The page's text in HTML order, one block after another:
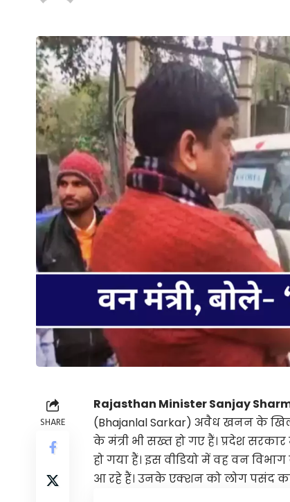
SHARE
Rajasthan Minister Sanjay
(Bhajanlal Sarkar) अवैध खनन के
के मंत्री भी सख्त हो गए हैं। प्रदेश
हो गया हैं। इस वीडियो में वह वन
आ रहे हैं। उनके एक्शन को लोग पसंद